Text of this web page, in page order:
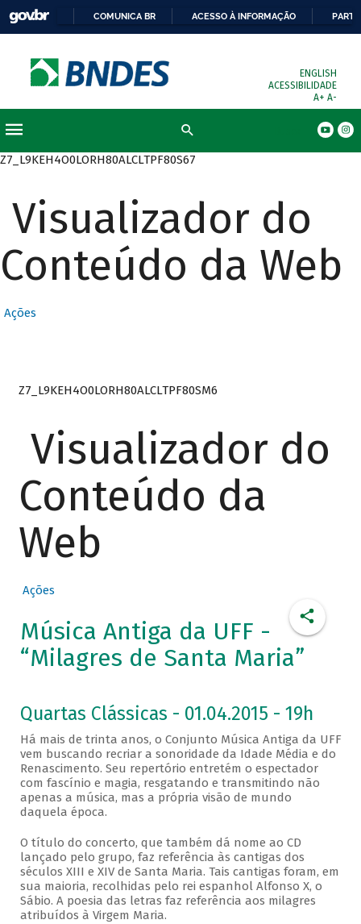
COMUNICA BR ACESSO À INFORMAÇÃO
ENGLISH
ACESSIBILIDADE
A+ A-
Z7_L9KEH4O0LORH80ALCLTPF80S67
Visualizador do
Conteúdo da Web
Ações
Z7_L9KEH4O0LORH80ALCLTPF80SM6
Visualizador do
Conteúdo da
Web
Ações
Música Antiga da UFF -
“Milagres de Santa Maria”
Quartas Clássicas - 01.04.2015 - 19h
Há mais de trinta anos, o Conjunto Música Antiga da UFF
vem buscando recriar a sonoridade da Idade Média e do
Renascimento. Seu repertório entretém o espectador
com fascínio e magia, resgatando e transmitindo não
apenas a música, mas a própria visão de mundo
daquela época.
O título do concerto, que também dá nome ao CD
lançado pelo grupo, faz referência às cantigas dos
séculos XIII e XIV de Santa Maria. Tais cantigas foram, em
sua maioria, recolhidas pelo rei espanhol Alfonso X, o
Sábio. A poesia das letras faz referência aos milagres
atribuídos à Virgem Maria.